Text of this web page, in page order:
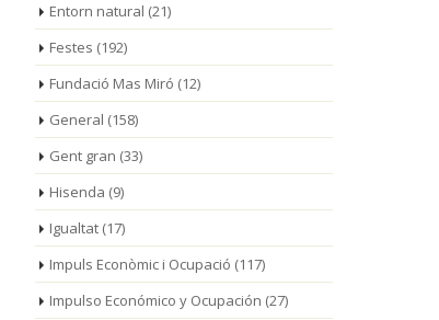
Entorn natural (21)
Festes (192)
Fundació Mas Miró (12)
General (158)
Gent gran (33)
Hisenda (9)
Igualtat(17)
Impuls Econòmic i Ocupació (117)
Impulso Económico y Ocupación (27)